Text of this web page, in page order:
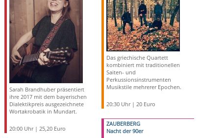
Sarah Brandhuber präsentiert
ihre 2017 mit dem bayerischen
Dialektikpreis ausgezeichnete
Wortakrobatik in Mundart.
20:00 Uhr | 25,20 Euro
Das griechische Quartett
kombiniert mit traditionellen
Saiten- und
Perkussionsinstrumenten
Musikstile mehrerer Epochen.
20:30 Uhr | 20 Euro
ZAUBERBERG
Nacht der 90er